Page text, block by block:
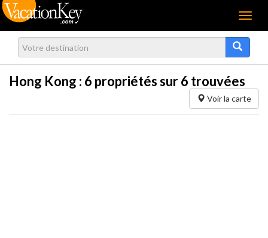
Menu
Hong Kong : 6 propriétés sur 6 trouvées
Voir la carte